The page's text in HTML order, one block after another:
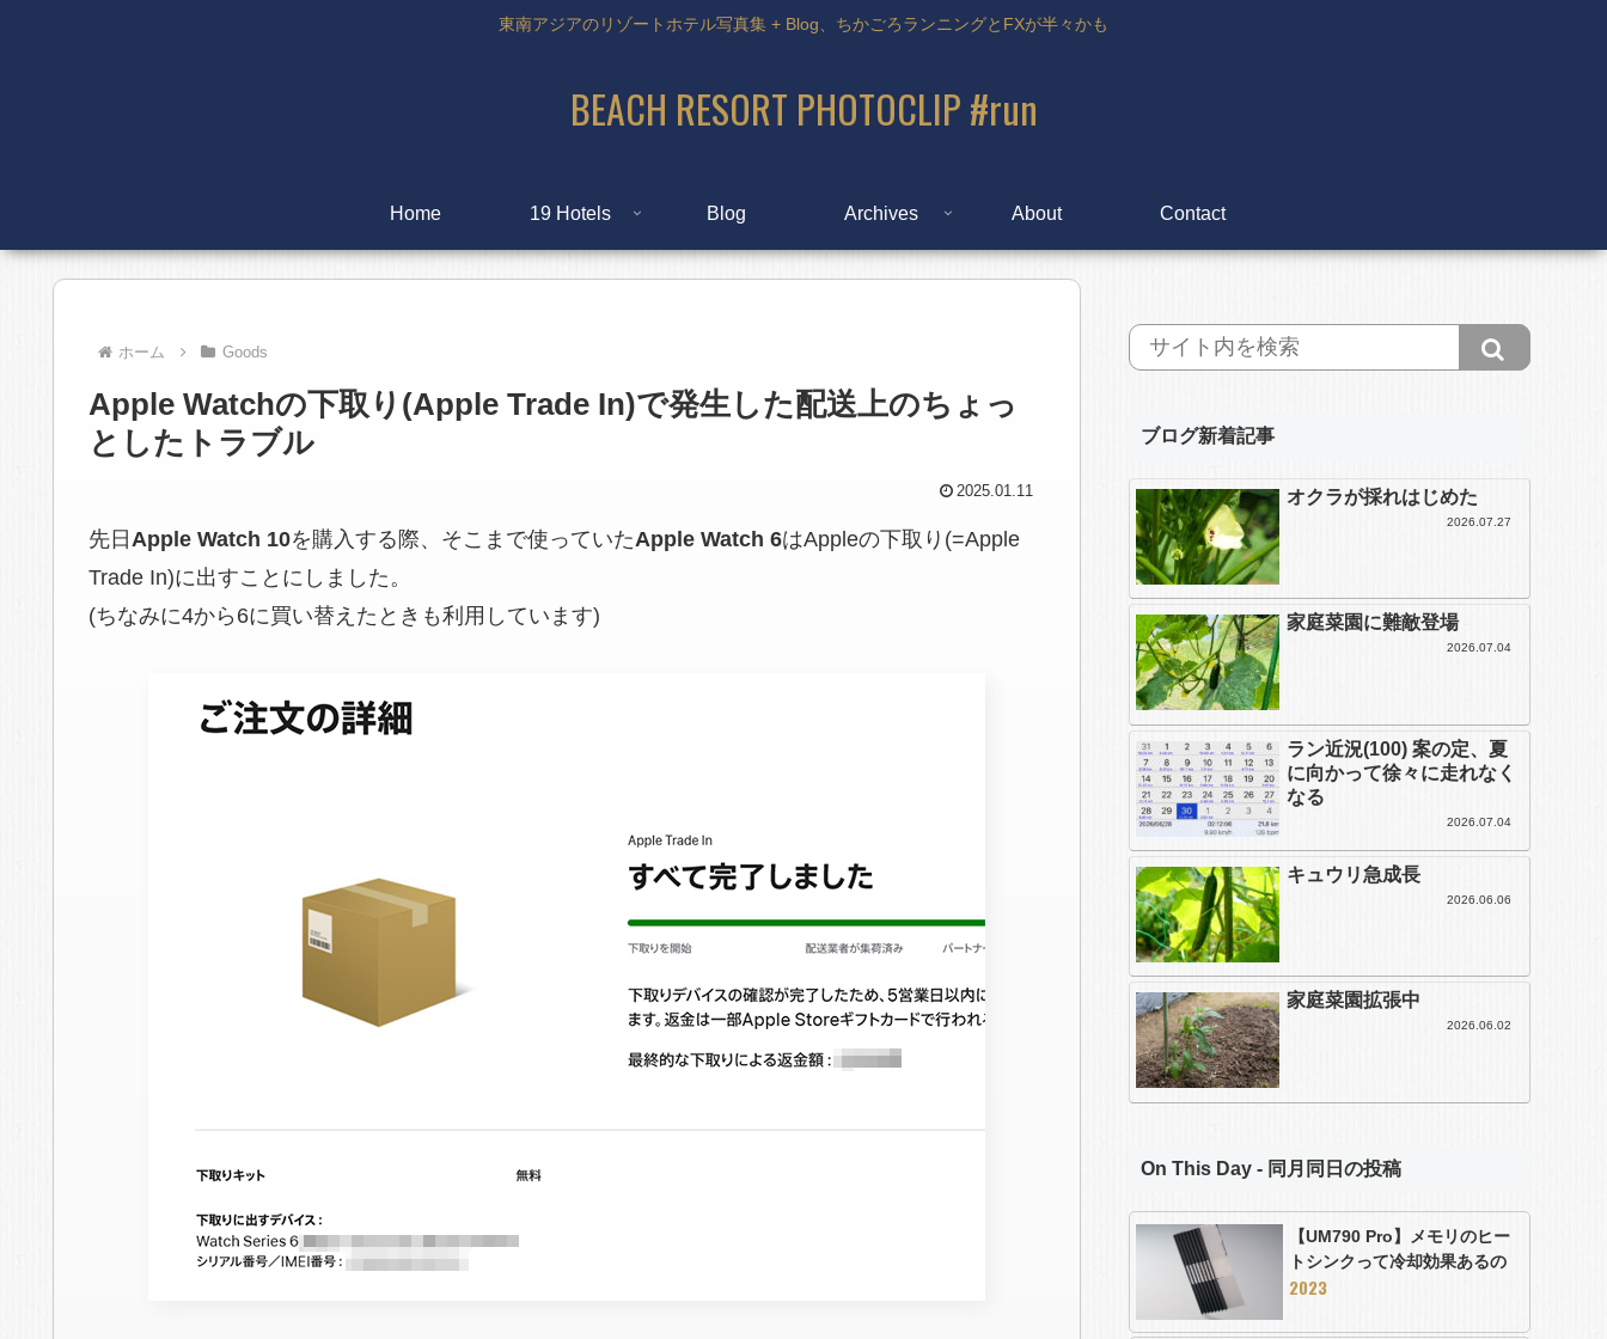
東南アジアのリゾートホテル写真集 + Blog、ちかごろランニングとFXが半々かも
BEACH RESORT PHOTOCLIP #run
Home 19 Hotels Blog Archives About Contact
ホーム Goods
Apple Watchの下取り(Apple Trade In)で発生した配送上のちょっ
としたトラブル
2025.01.11
先日 Apple Watch 10を購入する際、そこまで使っていたApple Watch 6はAppleの下取り(=Apple
Trade In)に出すことにしました。
(ちなみに4から6に買い替えたときも利用しています)
ブログ新着記事
オクラが採れはじめた
2026.07.27
家庭菜園に難敵登場
2026.07.04
ラン近況(100) 案の定、夏
に向かって徐々に走れなく
なる
2026.07.04
キュウリ急成長
2026.06.06
家庭菜園拡張中
2026.06.02
On This Day - 同月同日の投稿
【UM790 Pro】メモリのヒー
トシンクって冷却効果あるの
2023